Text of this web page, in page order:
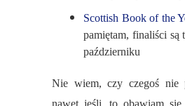
Scottish Book of the
pamiętam, finaliści są
październiku
Nie wiem, czy czegoś nie
nawet jeśli, to obawiam